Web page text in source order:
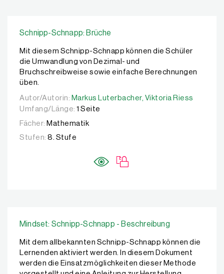
Schnipp-Schnapp: Brüche
Mit diesem Schnipp-Schnapp können die Schüler
die Umwandlung von Dezimal- und
Bruchschreibweise sowie einfache Berechnungen
üben.
Autor/Autorin: Markus Luterbacher, Viktoria Riess
Autor/Autorin: Markus Luterbacher, Viktoria Riess
Umfang/Länge: 1 Seite
Fächer: Mathematik
Stufen: 8. Stufe
Mindset: Schnipp-Schnapp - Beschreibung
Mit dem allbekannten Schnipp-Schnapp können die
Lernenden aktiviert werden. In diesem Dokument
werden die Einsatzmöglichkeiten dieser Methode